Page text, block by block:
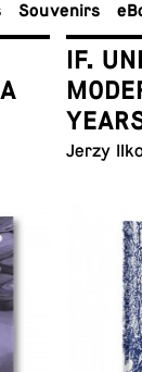
Sou­venirs
IF.
Jerzy